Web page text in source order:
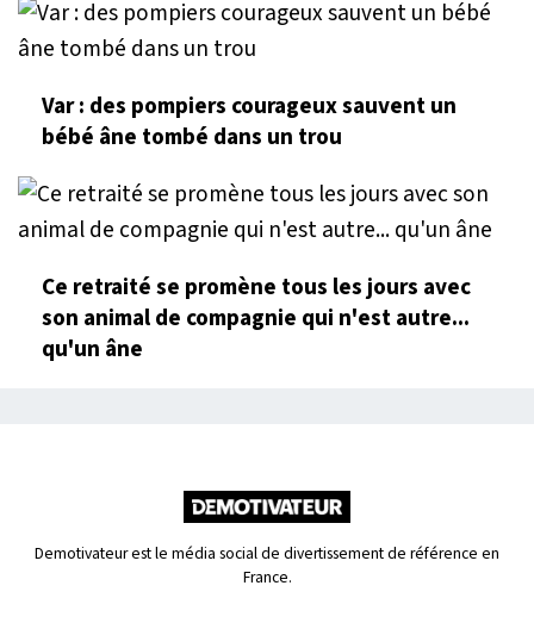
Var : des pompiers courageux sauvent un
bébé âne tombé dans un trou
Ce retraité se promène tous les jours avec
son animal de compagnie qui n'est autre...
qu'un âne
Demotivateur est le média social de divertissement de référence en
France.